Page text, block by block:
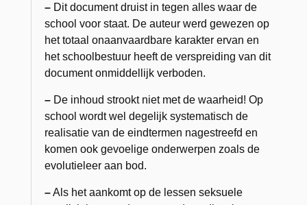
– Dit document druist in tegen alles waar de
school voor staat. De auteur werd gewezen op
het totaal onaanvaardbare karakter ervan en
het schoolbestuur heeft de verspreiding van dit
document onmiddellijk verboden.
– De inhoud strookt niet met de waarheid! Op
school wordt wel degelijk systematisch de
realisatie van de eindtermen nagestreefd en
komen ook gevoelige onderwerpen zoals de
evolutieleer aan bod.
–Als het aankomt op de lessen seksuele